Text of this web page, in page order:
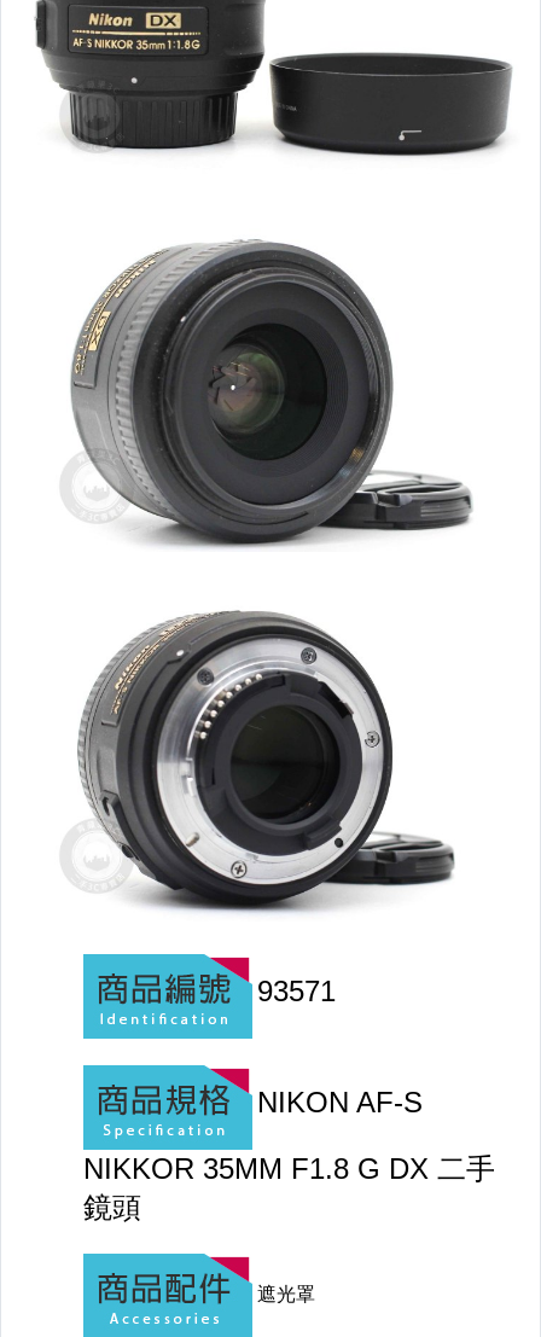
【APPLE】二手iPhone 14 Pro/Max
【APPLE】二手iPhone 14 /Plus
【APPLE】二手iPhone 13 Pro/Max
【APPLE】二手iPhone 12 Pro/Max
【APPLE】二手iPhone 12 mini
【APPLE】二手iPhone 12
【APPLE】二手iPhone 11 Pro/Max
【APPLE】二手iPhone 11
【APPLE】二手iPhone XS / Max
【APPLE】二手iPhone X
【APPLE】二手iPhone SE2
【APPLE】二手iPhone 8/8 Plus
【APPLE】二手iPhone 7/7 Plus
【APPLE】二手iPhone SE
【APPLE】其他iPhone
【APPLE】MacBook Pro
【APPLE】MacBook Air
【APPLE】iMac / Mac mini
【APPLE】Watch 蘋果手錶
【APPLE】二手/其他蘋果相關商品
【全新品商品】蘋果Apple商品
【全新品商品】各式3C
【CANON】 單眼相機